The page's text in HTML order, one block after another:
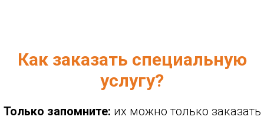
Как заказать специальную
услугу?
Только запомните: их можно только заказать